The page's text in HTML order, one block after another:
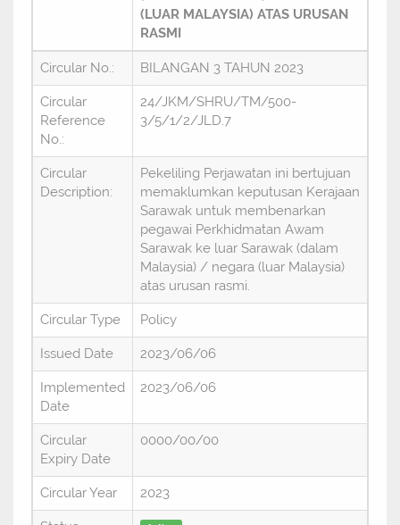
(LUAR MALAYSIA) ATAS URUSAN
RASMI
Circular No.: BILANGAN 3 TAHUN 2023
Circular
Reference
No.:
24/JKM/SHRU/TM/500-
3/5/1/2/JLD.7
Circular
Description:
Pekeliling Perjawatan ini bertujuan
memaklumkan keputusan Kerajaan
Sarawak untuk membenarkan
pegawai Perkhidmatan Awam
Sarawak ke luar Sarawak (dalam
Malaysia) / negara (luar Malaysia)
atas urusan rasmi.
Circular Type Policy
Issued Date 2023/06/06
Implemented
Date
2023/06/06
Circular
Expiry Date
0000/00/00
Circular Year 2023